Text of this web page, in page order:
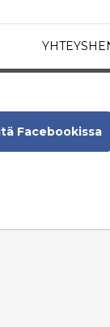
Facebookissa